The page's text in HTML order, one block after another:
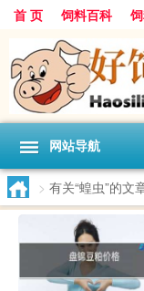
首 页 饲料百科
网站导航
> 有关“蝗虫”的文